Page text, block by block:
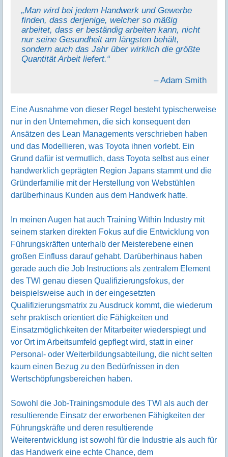
„Man wird bei jedem Handwerk und Gewerbe
finden, dass derjenige, welcher so mäßig
arbeitet, dass er beständig arbeiten kann, nicht
nur seine Gesundheit am längsten behält,
sondern auch das Jahr über wirklich die größte
Quantität Arbeit liefert.“
– Adam Smith
Eine Ausnahme von dieser Regel besteht typischerweise
nur in den Unternehmen, die sich konsequent den
Ansätzen des Lean Managements verschrieben haben
und das Modellieren, was Toyota ihnen vorlebt. Ein
Grund dafür ist vermutlich, dass Toyota selbst aus einer
handwerklich geprägten Region Japans stammt und die
Gründerfamilie mit der Herstellung von Webstühlen
darüberhinaus Kunden aus dem Handwerk hatte.
In meinen Augen hat auch Training Within Industry mit
seinem starken direkten Fokus auf die Entwicklung von
Führungskräften unterhalb der Meisterebene einen
großen Einfluss darauf gehabt. Darüberhinaus haben
gerade auch die Job Instructions als zentralem Element
des TWI genau diesen Qualifizierungsfokus, der
beispielsweise auch in der eingesetzten
Qualifizierungsmatrix zu Ausdruck kommt, die wiederum
sehr praktisch orientiert die Fähigkeiten und
Einsatzmöglichkeiten der Mitarbeiter wiederspiegt und
vor Ort im Arbeitsumfeld gepflegt wird, statt in einer
Personal- oder Weiterbildungsabteilung, die nicht selten
kaum einen Bezug zu den Bedürfnissen in den
Wertschöpfungsbereichen haben.
Sowohl die Job-Trainingsmodule des TWI als auch der
resultierende Einsatz der erworbenen Fähigkeiten der
Führungskräfte und deren resultierende
Weiterentwicklung ist sowohl für die Industrie als auch für
das Handwerk eine echte Chance, dem